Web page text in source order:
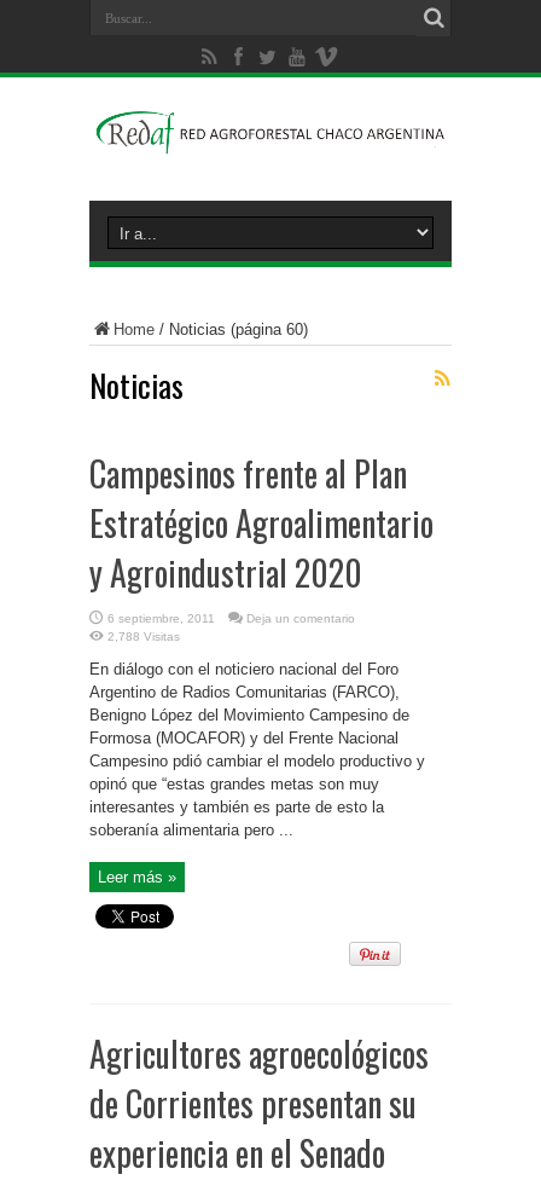
Home / Noticias (página 60)
Noticias
Campesinos frente al Plan
Estratégico Agroalimentario
y Agroindustrial 2020
6 septiembre, 2011
Deja un comentario
2,788 Visitas
En diálogo con el noticiero nacional del Foro
Argentino de Radios Comunitarias (FARCO),
Benigno López del Movimiento Campesino de
Formosa (MOCAFOR) y del Frente Nacional
Campesino pdió cambiar el modelo productivo y
opinó que “estas grandes metas son muy
interesantes y también es parte de esto la
soberanía alimentaria pero ...
Leer más »
Agricultores agroecológicos
de Corrientes presentan su
experiencia en el Senado